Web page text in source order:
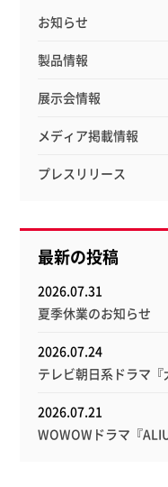
お知らせ
製品情報
展示会情報
メディア掲載情報
プレスリリース
最新の投稿
2026.07.31
夏季休業のお知らせ
2026.07.24
テレビ朝日系ドラマ
2026.07.21
WOWOWドラマ『